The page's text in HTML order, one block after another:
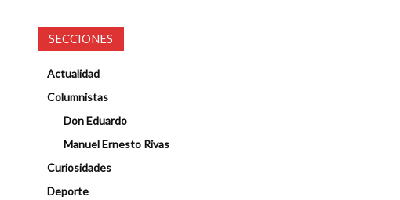
SECCIONES
Actualidad
Columnistas
Don Eduardo
Manuel Ernesto Rivas
Curiosidades
Deporte